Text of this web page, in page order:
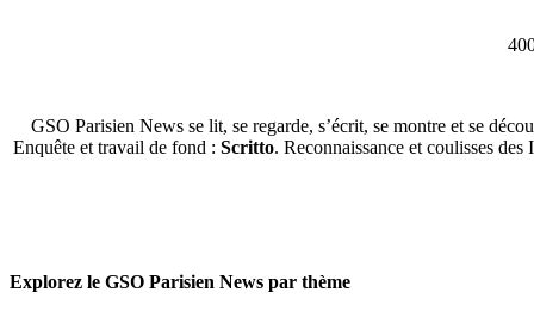
GSO Parisien News se lit, se regarde, s’écrit, se montre et se
Enquête et travail de fond : Scritto. Reconnaissance et coulisses
Explorez le GSO Parisien News par thème